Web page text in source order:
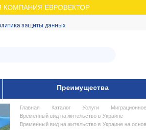
КОМПАНИЯ ЕВРОВЕКТОР
защиты данных
Преимущества
Главная Каталог Услуги
Временный вид на жительство в Украине
Временный вид на жительство в Украине на